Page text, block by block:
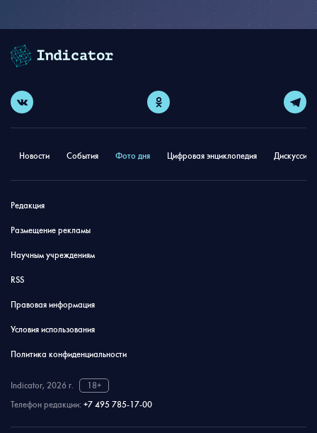
Новости События Фото дня Цифровая энциклопедия
Редакция
Размещение рекламы
Научным учреждениям
RSS
Правовая информация
Условия использования
Политика конфиденциальности
Indicator, 2026 г.
18+
Телефон редакции: +7 495 785-17-00